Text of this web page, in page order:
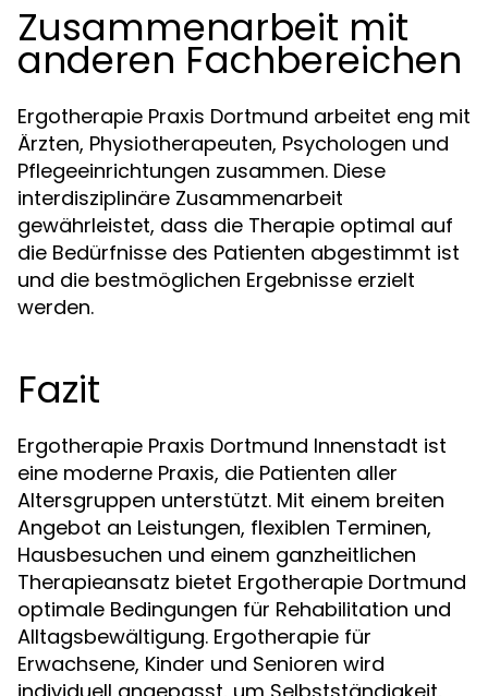
Zusammenarbeit mit
anderen Fachbereichen
Ergotherapie Praxis Dortmund arbeitet eng mit
Ärzten, Physiotherapeuten, Psychologen und
Pflegeeinrichtungen zusammen. Diese
interdisziplinäre Zusammenarbeit
gewährleistet, dass die Therapie optimal auf
die Bedürfnisse des Patienten abgestimmt ist
und die bestmöglichen Ergebnisse erzielt
werden.
Fazit
Ergotherapie Praxis Dortmund Innenstadt ist
eine moderne Praxis, die Patienten aller
Altersgruppen unterstützt. Mit einem breiten
Angebot an Leistungen, flexiblen Terminen,
Hausbesuchen und einem ganzheitlichen
Therapieansatz bietet Ergotherapie Dortmund
optimale Bedingungen für Rehabilitation und
Alltagsbewältigung. Ergotherapie für
Erwachsene, Kinder und Senioren wird